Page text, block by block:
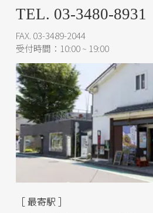
TEL. 03-3480-8931
FAX. 03-3489-2044
受付時間：10:00 ~ 19:00
［ 最寄駅 ］